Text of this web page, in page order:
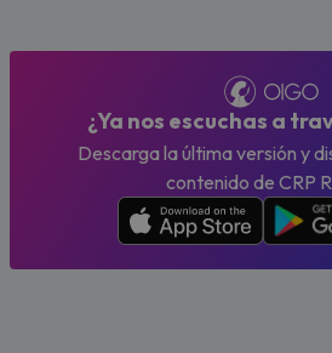
¿Ya nos escuchas a
Descarga la última versión y
contenido de CRP